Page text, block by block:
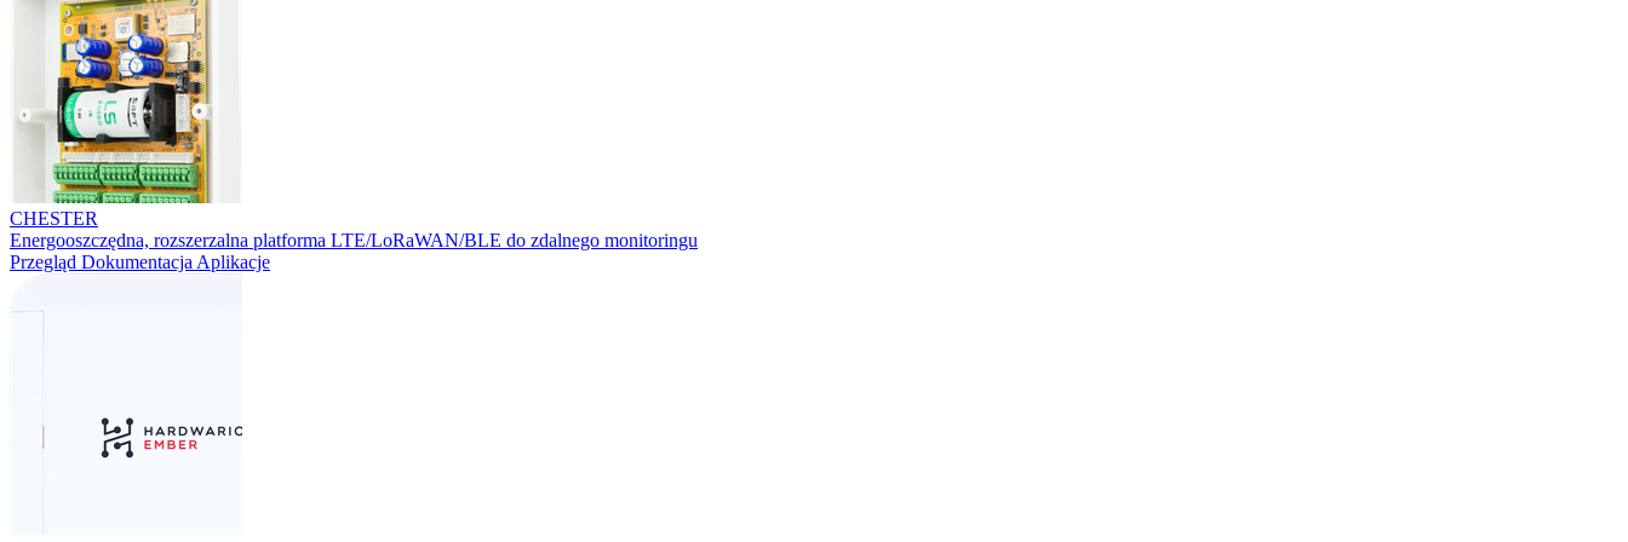
CHESTER
Energooszczędna, rozszerzalna platforma LTE/LoRaWAN/BLE do zdalnego monitoringu
Przegląd Dokumentacja Aplikacje